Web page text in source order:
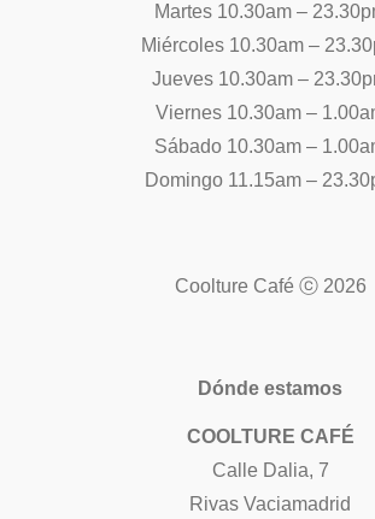
Martes 10.30am –
Miércoles 10.30am –
Jueves 10.30am –
Viernes 10.30am –
Sábado 10.30am –
Domingo 11.15am –
Coolture Café ⓒ 2026
Dónde estamos
COOLTURE CAFÉ
Calle Dalia, 7
Rivas Vaciamadrid